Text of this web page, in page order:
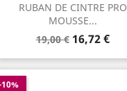
RUBAN DE CINTRE PRO
MOUSSE...
Prix
base
19,00 € Prix
16,72 €